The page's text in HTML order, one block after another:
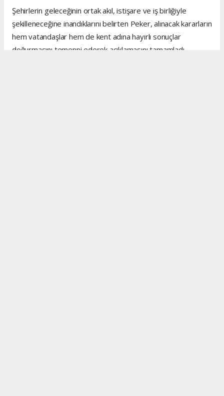
Şehirlerin geleceğinin ortak akıl, istişare ve iş birliğiyle
şekilleneceğine inandıklarını belirten Peker, alınacak kararların
hem vatandaşlar hem de kent adına hayırlı sonuçlar
doğurmasını temenni ederek açıklamasını tamamladı.